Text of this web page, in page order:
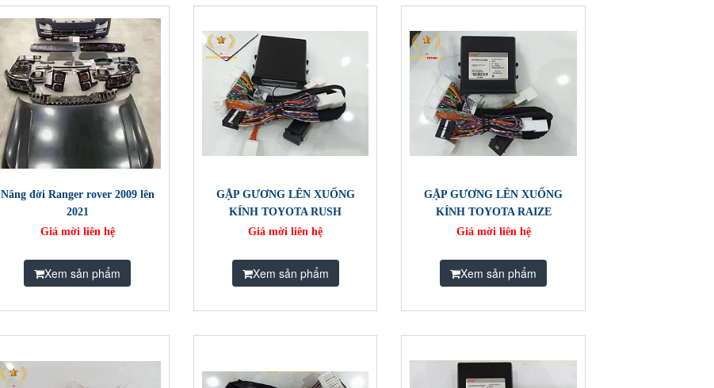
Nâng đời Ranger rover 2009 lên
2021
Giá mời liên hệ
Xem sản phẩm
GẬP GƯƠNG LÊN XUỐNG
KÍNH TOYOTA RUSH
Giá mời liên hệ
Xem sản phẩm
GẬP GƯƠNG LÊN XUỐNG
KÍNH TOYOTA RAIZE
Giá mời liên hệ
Xem sản phẩm